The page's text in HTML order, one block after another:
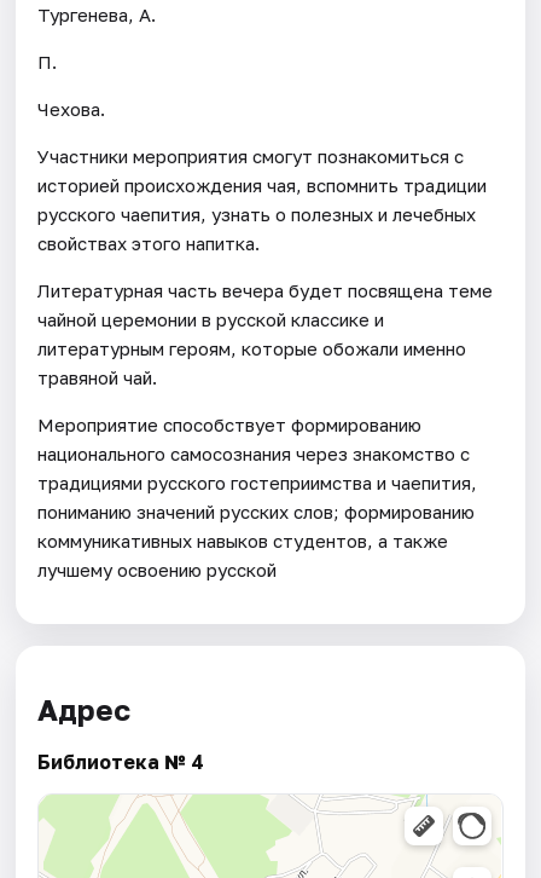
Тургенева, А.
П.
Чехова.
Участники мероприятия смогут познакомиться с
историей происхождения чая, вспомнить традиции
русского чаепития, узнать о полезных и лечебных
свойствах этого напитка.
Литературная часть вечера будет посвящена теме
чайной церемонии в русской классике и
литературным героям, которые обожали именно
травяной чай.
Мероприятие способствует формированию
национального самосознания через знакомство с
традициями русского гостеприимства и чаепития,
пониманию значений русских слов; формированию
коммуникативных навыков студентов, а также
лучшему освоению русской
Адрес
Библиотека № 4